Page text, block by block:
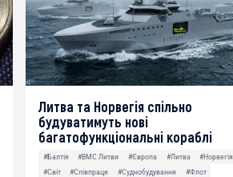
Литва та Норвегія спільно
будуватимуть нові
багатофункціональні кораблі
#Балтія #ВМС Литви #Європа #Литва
#Норвегія
#Світ
#Співпраця #Суднобудування
#Флот